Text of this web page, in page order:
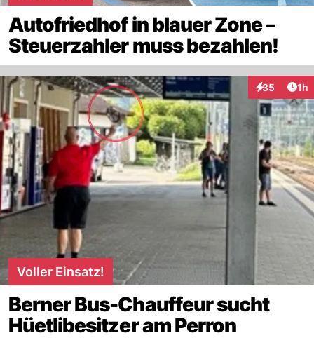
Autofriedhof in blauer Zone –
Steuerzahler muss bezahlen!
35
Interaktionen
1h
Voller Einsatz!
Berner Bus-Chauffeur sucht
Hüetlibesitzer am Perron